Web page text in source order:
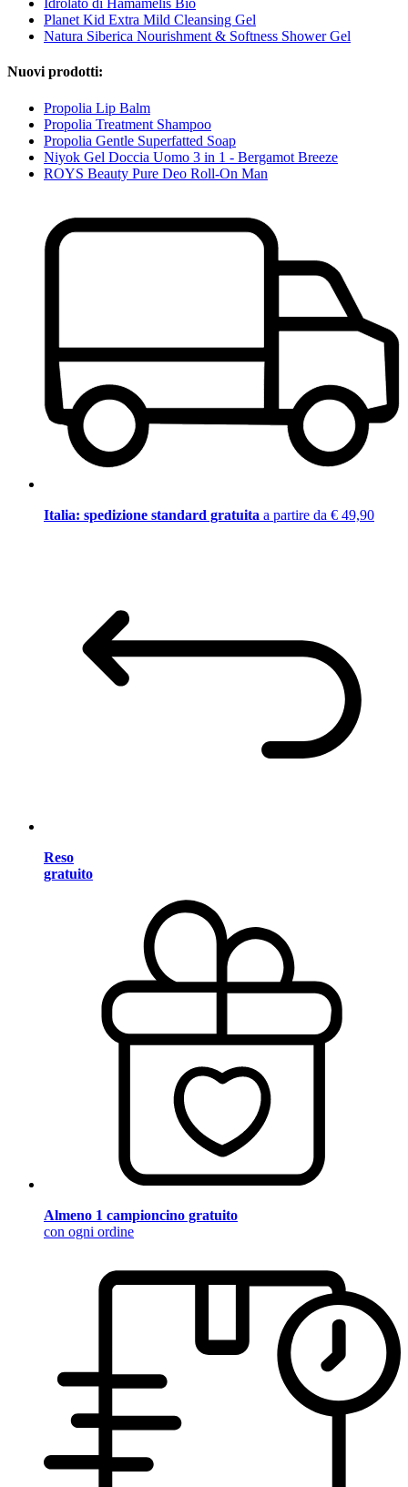
Idrolato di Hamamelis Bio
Planet Kid Extra Mild Cleansing Gel
Natura Siberica Nourishment & Softness Shower Gel
Nuovi prodotti:
Propolia Lip Balm
Propolia Treatment Shampoo
Propolia Gentle Superfatted Soap
Niyok Gel Doccia Uomo 3 in 1 - Bergamot Breeze
ROYS Beauty Pure Deo Roll-On Man
Italia: spedizione standard gratuita a partire da € 49,90
Reso
gratuito
Almeno 1 campioncino gratuito
con ogni ordine